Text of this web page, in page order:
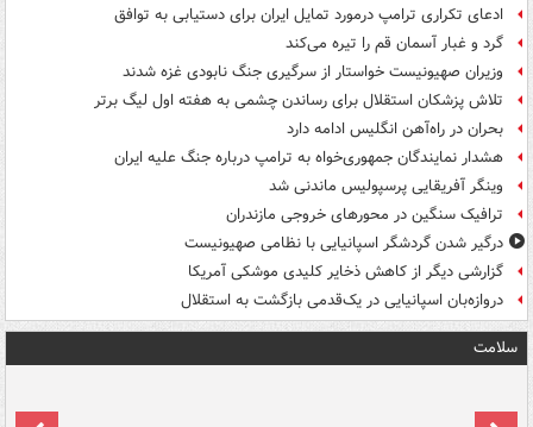
ادعای تکراری ترامپ درمورد تمایل ایران برای دستیابی به توافق
گرد و غبار آسمان قم را تیره می‌کند
وزیران صهیونیست خواستار از سرگیری جنگ نابودی غزه شدند
تلاش پزشکان استقلال برای رساندن چشمی به هفته اول لیگ برتر
بحران در راه‌آهن انگلیس ادامه دارد
هشدار نمایندگان جمهوری‌خواه به ترامپ درباره جنگ علیه ایران
وینگر آفریقایی پرسپولیس ماندنی شد
ترافیک سنگین در محورهای خروجی مازندران
درگیر شدن گردشگر اسپانیایی با نظامی صهیونیست
گزارشی دیگر از کاهش ذخایر کلیدی موشکی آمریکا
دروازه‌بان اسپانیایی در یک‌قدمی بازگشت به استقلال
سلامت